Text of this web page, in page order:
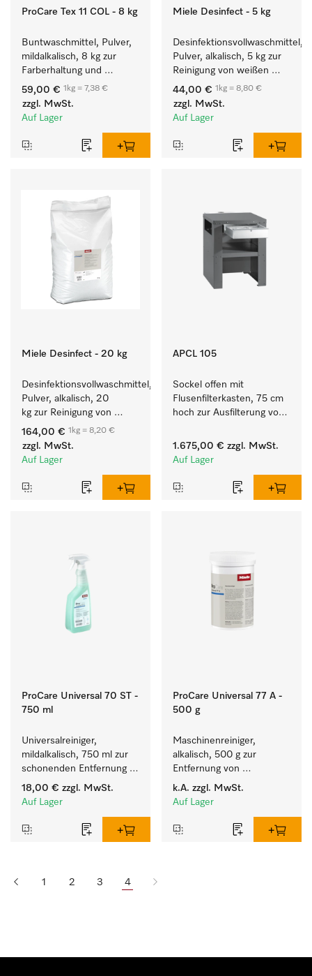
ProCare Tex 11 COL - 8 kg
Buntwaschmittel, Pulver,
mildalkalisch, 8 kg zur
Farberhaltung und
Reinigung von
Buntwäsche.
59,00 € 1kg = 7,38 €
zzgl. MwSt.
Auf Lager
Miele Desinfect - 5 kg
Desinfektionsvollwaschmittel,
Pulver, alkalisch, 5 kg zur
Reinigung von weißen
Textilien und farbechter
Buntwäsche.
44,00 € 1kg = 8,80 €
zzgl. MwSt.
Auf Lager
Miele Desinfect - 20 kg
Desinfektionsvollwaschmittel,
Pulver, alkalisch, 20
kg zur Reinigung von
weißen Textilien und
farbechter Buntwäsche.
164,00 € 1kg = 8,20 €
zzgl. MwSt.
Auf Lager
APCL 105
Sockel offen mit
Flusenfilterkasten, 75 cm
hoch zur Ausfilterung von
Partikeln aus der Lauge.
1.675,00 € zzgl. MwSt.
Auf Lager
ProCare Universal 70 ST -
750 ml
Universalreiniger,
mildalkalisch, 750 ml zur
schonenden Entfernung
von Fettrückständen und
Schmutz.
18,00 € zzgl. MwSt.
Auf Lager
ProCare Universal 77 A -
500 g
Maschinenreiniger,
alkalisch, 500 g zur
Entfernung von
hartnäckigen
Stärkebelägen.
k.A. zzgl. MwSt.
Auf Lager
1 2 3 4